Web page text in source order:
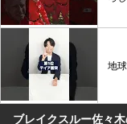
地
ブレイクスルー佐々